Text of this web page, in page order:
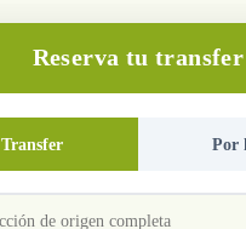
Reserva tu transfer
Transfer Por